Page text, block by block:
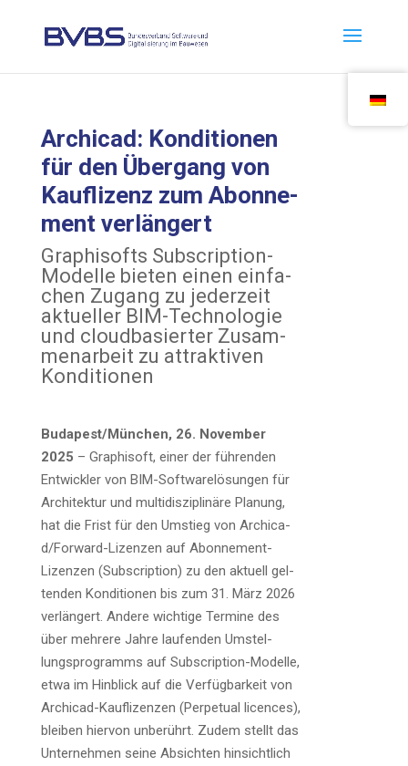
Archi­cad: Kon­di­tio­nen
für den Über­gang von
Kauf­li­zenz zum Abon­ne­
ment verlängert
Gra­ph­i­s­ofts Sub­scrip­ti­on-
Model­le bie­ten einen ein­fa­
chen Zugang zu jeder­zeit
aktu­el­ler BIM-Tech­no­lo­gie
und cloud­ba­sier­ter Zusam­
men­ar­beit zu attrak­ti­ven
Konditionen
Budapest/München, 26. Novem­ber
2025 – Gra­ph­i­s­oft, einer der füh­ren­den
Ent­wick­ler von BIM-Soft­ware­lö­sun­gen für
Archi­tek­tur und mul­ti­dis­zi­pli­nä­re Pla­nung,
hat die Frist für den Umstieg von Archi­ca­
d/­For­ward-Lizen­zen auf Abon­ne­ment-
Lizen­zen (Sub­scrip­ti­on) zu den aktu­ell gel­
ten­den Kon­di­tio­nen bis zum 31. März 2026
ver­län­gert. Ande­re wich­ti­ge Ter­mi­ne des
über meh­re­re Jah­re lau­fen­den Umstel­
lungs­pro­gramms auf Sub­scrip­ti­on-Model­le,
etwa im Hin­blick auf die Ver­füg­bar­keit von
Archi­cad-Kauf­li­zen­zen (Per­pe­tu­al licen­ces),
blei­ben hier­von unbe­rührt. Zudem stellt das
Unter­neh­men sei­ne Absich­ten hin­sicht­lich